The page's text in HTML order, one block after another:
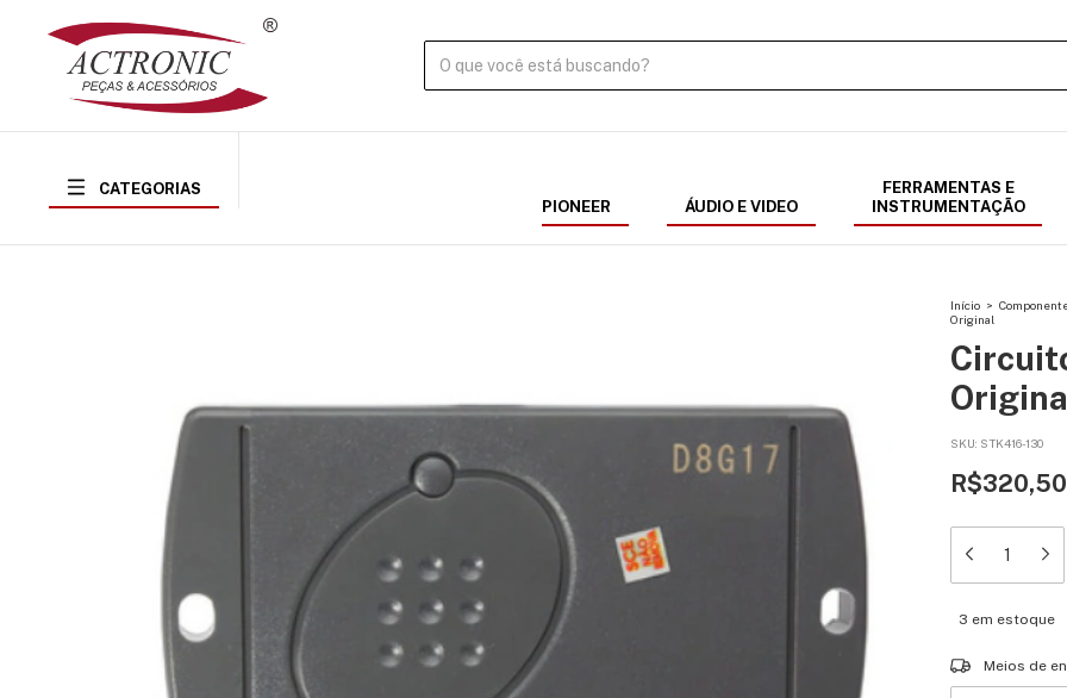
CATEGORIAS
PIONEER
ÁUDIO E VIDEO
FERRAMENTAS E
INSTRUMENTAÇÃO
Início >
Original
SKU: STK416-130
R$320,50
3 em estoque
Entregas para o
Meios de